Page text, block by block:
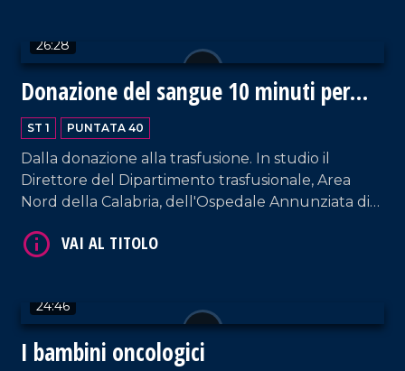
26:28
Donazione del sangue 10 minuti per
salvare 3 vite
ST 1 PUNTATA 40
Dalla donazione alla trasfusione. In studio il
Direttore del Dipartimento trasfusionale, Area
Nord della Calabria, dell'Ospedale Annunziata di
24:46
I bambini oncologici
VAI AL TITOLO